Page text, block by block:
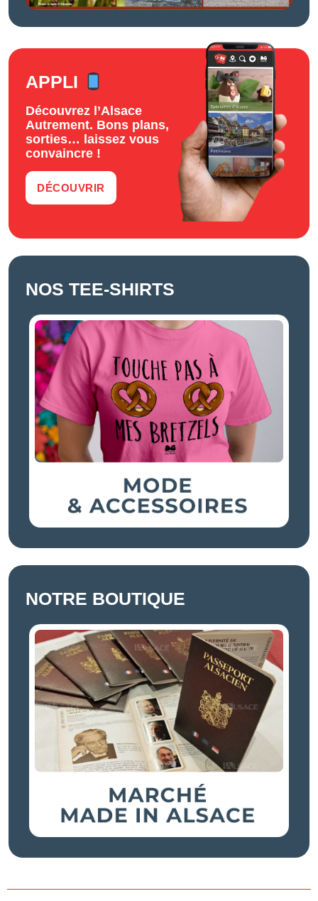
APPLI
Découvrez l’Alsace
Autrement. Bons plans,
sorties… laissez vous
convaincre !
DÉCOUVRIR
NOS TEE-SHIRTS
NOTRE BOUTIQUE